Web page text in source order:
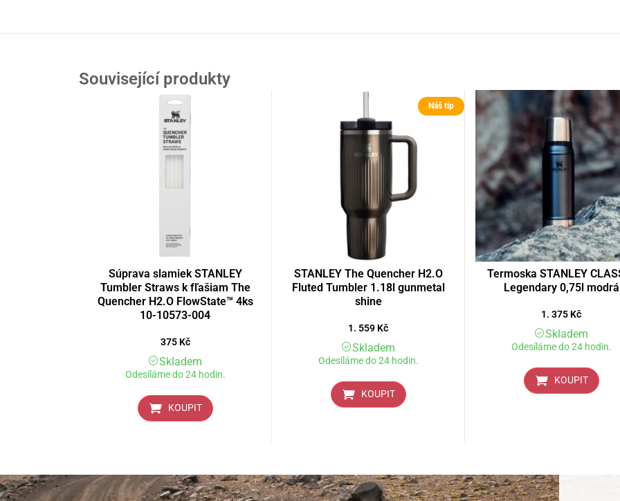
Související produkty
Súprava slamiek STANLEY
Tumbler Straws k fľašiam The
Quencher H2.O FlowState™ 4ks
10-10573-004
375 Kč
Skladem
Odesíláme do 24 hodin.
KOUPIT
Náš tip
STANLEY The Quencher H2.O
Fluted Tumbler 1.18l gunmetal
shine
1. 559 Kč
Skladem
Odesíláme do 24 hodin.
KOUPIT
Termoska STANLEY
Legendary 0,75l modrá
1. 375 Kč
Skladem
Odesíláme do 24 hodin.
KOUPIT